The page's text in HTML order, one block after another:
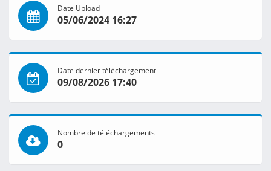
Date Upload
05/06/2024 16:27
Date dernier téléchargement
09/08/2026 17:40
Nombre de téléchargements
0